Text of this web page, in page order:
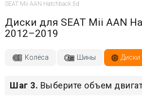
Услуги шиномонтажа
Хранение шин
Вы здесь
SEAT Mii AAN Hatchback 5d
Диски для SEAT Mii AAN
2012–2019
Колёса Шины Диски
Шаг 3. Выберите объем